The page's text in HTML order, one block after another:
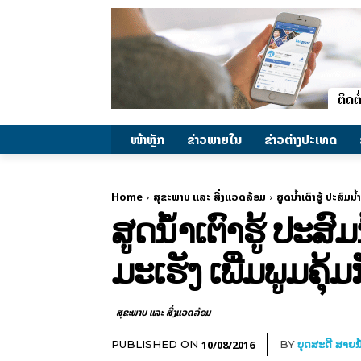
ໜ້າຫຼັກ ຂ່າວພາຍ​ໃນ ຂ່າວຕ່າງປະເທດ
Home ສຸຂະພາບ ແລະ ສີ່ງແວດລ້ອມ ສູດນ້ຳເຕົາຮູ້ ປະສົມ
ສູດນ້ຳເຕົາຮູ້ ປະສົ
ມະເຮັງ ເພີ່ມພູມຄຸ້
ສຸຂະພາບ ແລະ ສີ່ງແວດລ້ອມ
PUBLISHED ON 10/08/2016 BYບຸດສະດີ ສາຍ